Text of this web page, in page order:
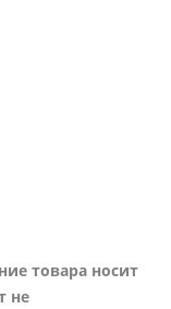
товара носит
не